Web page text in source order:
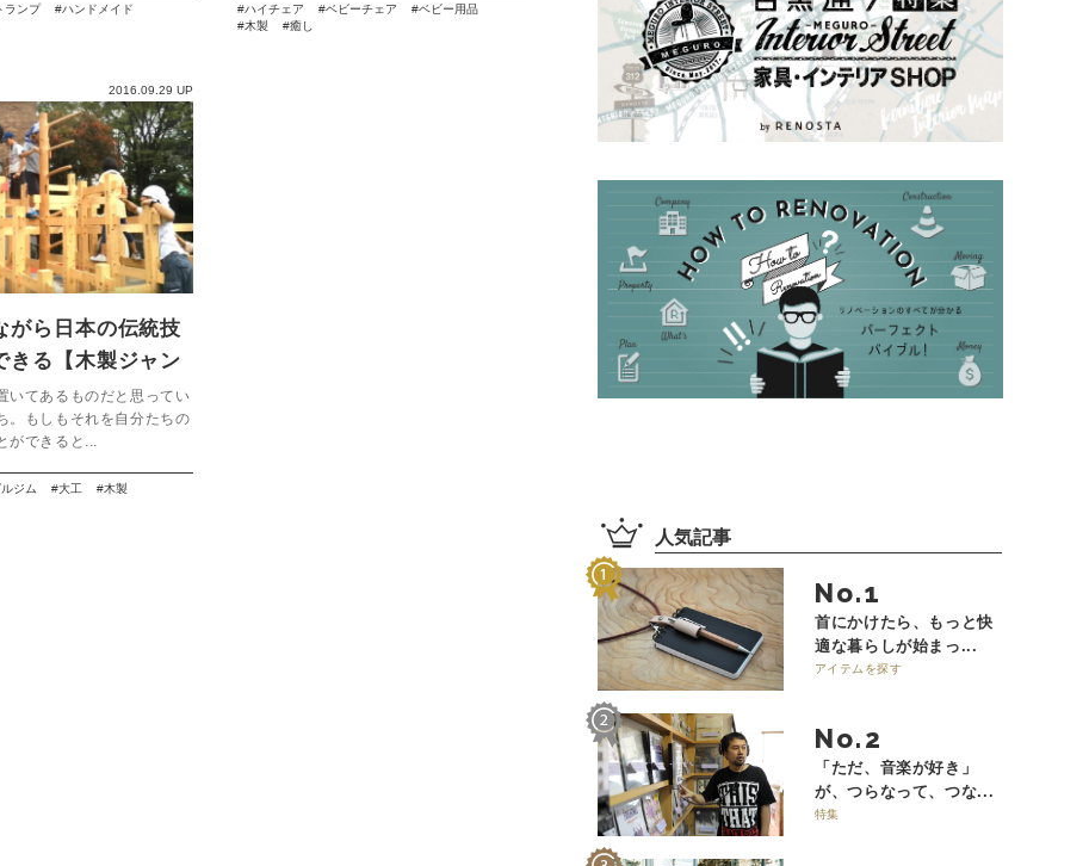
ランプ
ハンドメイド
ハイチェア ベビーチェア
ベビー用品
木製
癒し
2016.09.29 UP
がら日本の伝統技
きる【木製ジャン
ット】
いてあるものだと思ってい
。もしもそれを自分たちの
ができると...
ジム 大工 木製
人気記事
No.
首にかけたら、もっと快
適な暮らしが始まっ...
アイテムを探す
No.
「ただ、音楽が好き」
が、つらなって、つな...
特集